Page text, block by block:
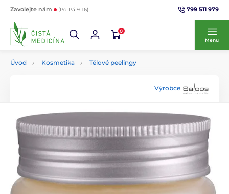
Zavolejte nám (Po-Pá 9-16) 799 511 979
0
Menu
Úvod Kosmetika Tělové peelingy
Výrobce